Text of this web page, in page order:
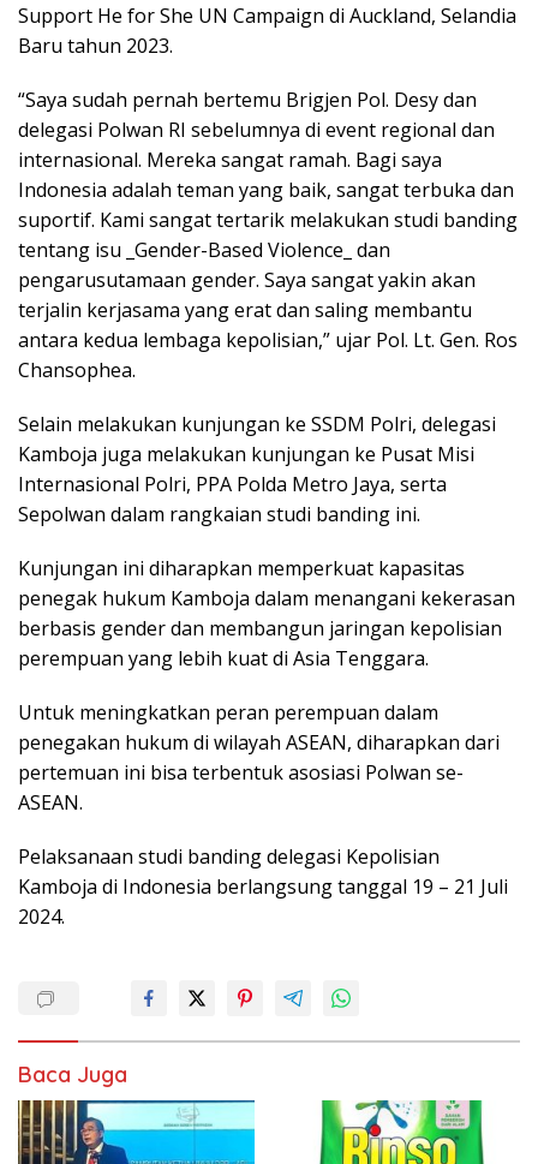
Support He for She UN Campaign di Auckland, Selandia
Baru tahun 2023.
“Saya sudah pernah bertemu Brigjen Pol. Desy dan
delegasi Polwan RI sebelumnya di event regional dan
internasional. Mereka sangat ramah. Bagi saya
Indonesia adalah teman yang baik, sangat terbuka dan
suportif. Kami sangat tertarik melakukan studi banding
tentang isu _Gender-Based Violence_ dan
pengarusutamaan gender. Saya sangat yakin akan
terjalin kerjasama yang erat dan saling membantu
antara kedua lembaga kepolisian,” ujar Pol. Lt. Gen. Ros
Chansophea.
Selain melakukan kunjungan ke SSDM Polri, delegasi
Kamboja juga melakukan kunjungan ke Pusat Misi
Internasional Polri, PPA Polda Metro Jaya, serta
Sepolwan dalam rangkaian studi banding ini.
Kunjungan ini diharapkan memperkuat kapasitas
penegak hukum Kamboja dalam menangani kekerasan
berbasis gender dan membangun jaringan kepolisian
perempuan yang lebih kuat di Asia Tenggara.
Untuk meningkatkan peran perempuan dalam
penegakan hukum di wilayah ASEAN, diharapkan dari
pertemuan ini bisa terbentuk asosiasi Polwan se-
ASEAN.
Pelaksanaan studi banding delegasi Kepolisian
Kamboja di Indonesia berlangsung tanggal 19 – 21 Juli
2024.
Baca Juga